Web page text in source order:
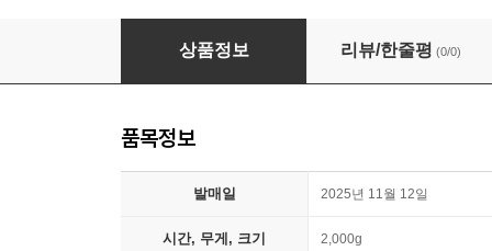
George Benson (조지 벤슨) - Giblet Gravy
상품정보 리뷰/한줄평 (0/0)
품목정보
발매일 2025년 11월 12일
시간, 무게, 크기 2,000g